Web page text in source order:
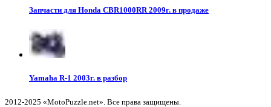
Запчасти для Honda CBR1000RR 2009г. в продаже
Yamaha R-1 2003г. в разбор
2012-2025 «MotoPuzzle.net». Все права защищены.